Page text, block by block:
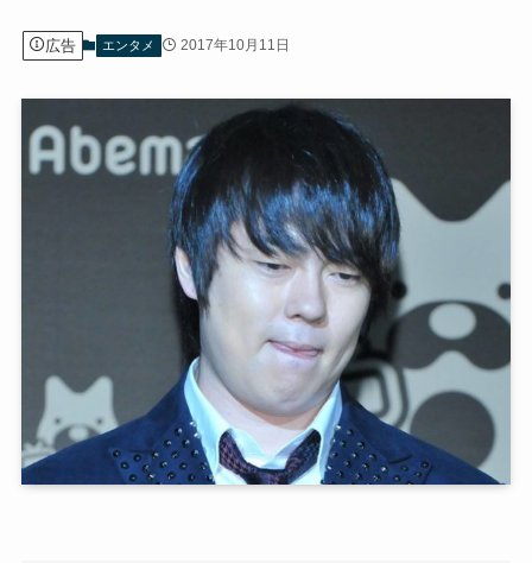
広告 エンタメ 2017年10月11日